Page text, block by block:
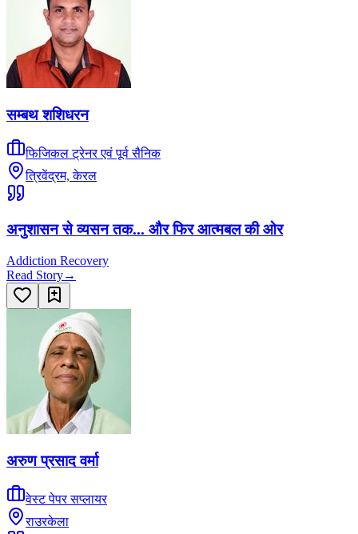
सम्बथ शशिधरन
फिजिकल ट्रेनर एवं पूर्व सैनिक
त्रिवेंद्रम, केरल
अनुशासन से व्यसन तक... और फिर आत्मबल की ओर
Addiction Recovery
Read Story→
अरुण प्रसाद वर्मा
वेस्ट पेपर सप्लायर
राउरकेला